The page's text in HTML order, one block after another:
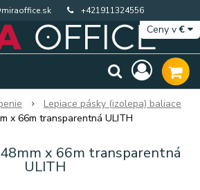
+421911324556
Ceny v€
Lepiace pásky (izolepa) baliace
x 66m transparentná ULITH
48mm x 66m transparentná
ULITH